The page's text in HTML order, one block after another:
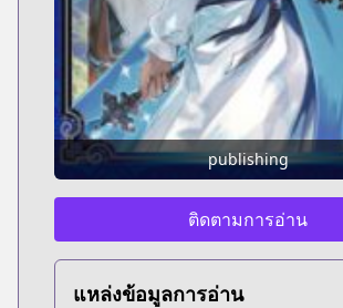
publishing
ติดตามการอ่าน
แหล่งข้อมูลการอ่าน